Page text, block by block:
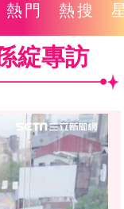
熱門 熱搜
綻專訪